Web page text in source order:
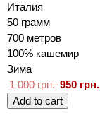
Италия
50 грамм
700 метров
100% кашемир
Зима
1 000 грн.950 грн.